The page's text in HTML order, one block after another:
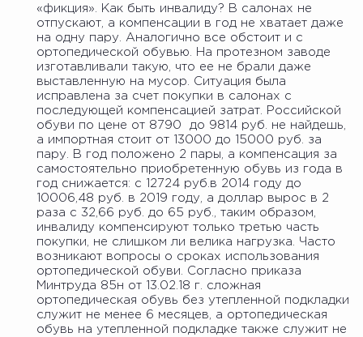
«фикция». Как быть инвалиду? В салонах не
отпускают, а компенсации в год не хватает даже
на одну пару. Аналогично все обстоит и с
ортопедической обувью. На протезном заводе
изготавливали такую, что ее не брали даже
выставленную на мусор. Ситуация была
исправлена за счет покупки в салонах с
последующей компенсацией затрат. Российской
обуви по цене от 8790 до 9814 руб. не найдешь,
а импортная стоит от 13000 до 15000 руб. за
пару. В год положено 2 пары, а компенсация за
самостоятельно приобретенную обувь из года в
год снижается: с 12724 руб.в 2014 году до
10006,48 руб. в 2019 году, а доллар вырос в 2
раза с 32,66 руб. до 65 руб., таким образом,
инвалиду компенсируют только третью часть
покупки, не слишком ли велика нагрузка. Часто
возникают вопросы о сроках использования
ортопедической обуви. Согласно приказа
Минтруда 85н от 13.02.18 г. сложная
ортопедическая обувь без утепленной подкладки
служит не менее 6 месяцев, а ортопедическая
обувь на утепленной подкладке также служит не